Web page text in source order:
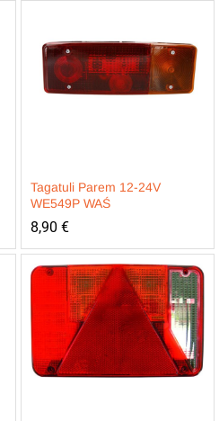
Tagatuli Parem 12-24V
WE549P WAŚ
8,90 €